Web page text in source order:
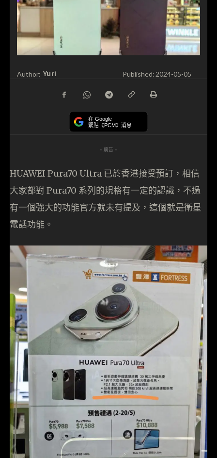
Author: Yuri Published: 2024-05-05
在 Google
緊貼《PCM》消息
- 廣告 -
HUAWEI Pura70 Ultra 已於香港接受預訂，相信
大家都對 Pura70 系列的規格有一定的認識，不過
有一個強大的功能官方就未有提及，這個就是衛星
電話功能。